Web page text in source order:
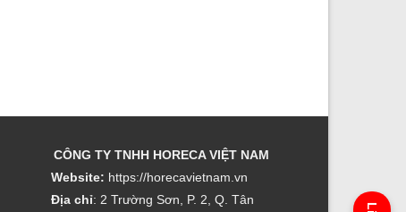
CÔNG TY TNHH HORECA VIỆT NAM
Website: https://horecavietnam.vn
Địa chỉ: 2 Trường Sơn, P. 2, Q. Tân